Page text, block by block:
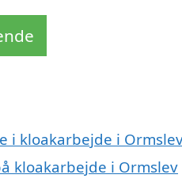
i kloakarbejde i
kloakarbejde i Ormslev